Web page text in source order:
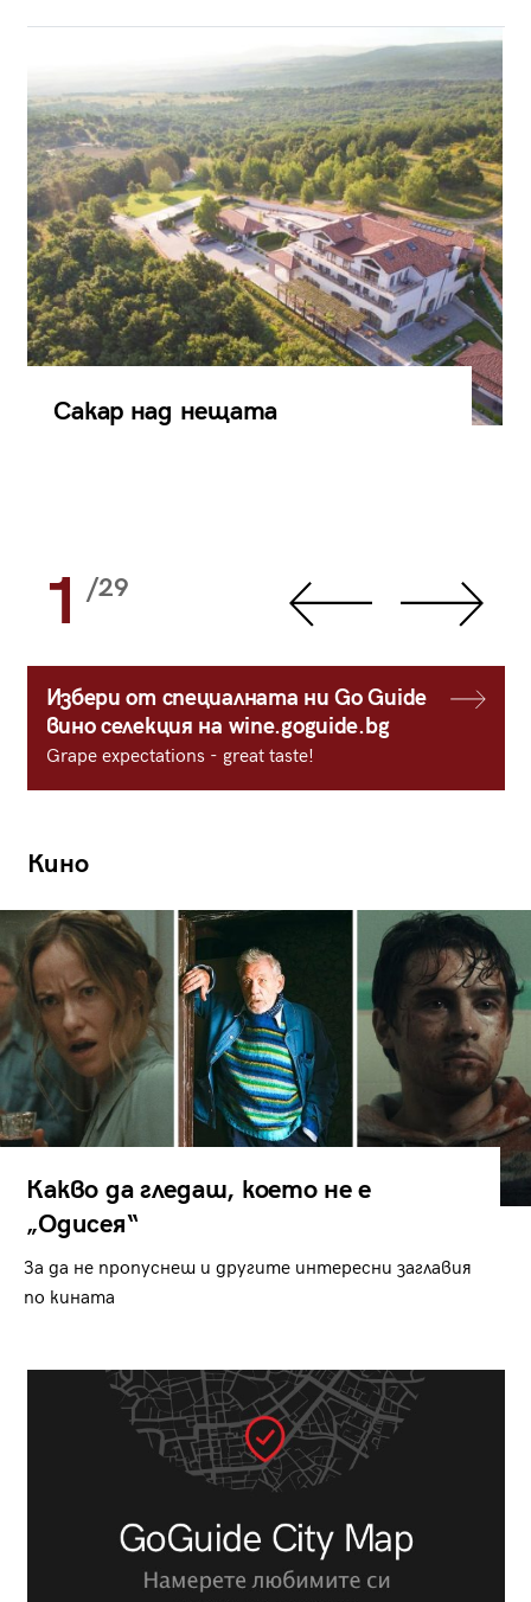
Сакар над нещата
1 /29
Избери от специалната ни Go Guide
вино селекция на wine.goguide.bg
Grape expectations - great taste!
Кино
Какво да гледаш, което не е
„Одисея“
За да не пропуснеш и другите интересни заглавия
по кината